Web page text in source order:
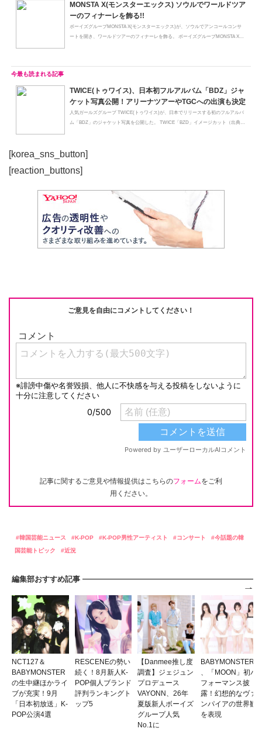
MONSTA X(モンスターエックス) ソウルでワールドツア
ーのフィナーレを飾る!!
ボーイズグループMONSTA X(モンスターエックス)が、ソウルでアンコールコンサ
ートを開き、ワールドツアーのフィナーレを飾る。 ボーイズグループMONSTA X
TWICE(トゥワイス)、日本初フルアルバム「BDZ」ジャ
ケット写真公開！アリーナツアーやTGCへの出演も決定
人気ガールズグループ TWICE(トゥワイス)が、日本でリリースする初のフルアルバ
ム「BDZ」のジャケット写真を公開した。 TWICE「BZD」イメージカット（出典：
[korea_sns_button]
[reaction_buttons]
ご意見を自由にコメントしてください！
記事に関するご意見や情報提供はこちらのフォームをご利
用ください。
韓国芸能ニュース K-POP K-POP男性アーティスト コンサート
今話題の韓
国芸能トピック
近況
編集部おすすめ記事
NCT127＆
BABYMONSTER
の生中継ほかライ
ブが充実！9月
「日本初放送」K-
POP公演4選
RESCENEの勢い
続く！8月新人K-
POP個人ブランド
評判ランキングト
ップ5
【Danmee推し度
調査】ジェジュン
プロデュース
VAYONN、26年
夏版新人ボーイズ
グループ人気
No.1に
BABYMONSTER
、「MOON」初パ
フォーマンス披
露！幻想的なヴァ
ンパイアの世界観
を表現